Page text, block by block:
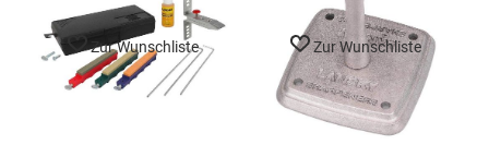
Zur Wunschliste Zur Wunschliste